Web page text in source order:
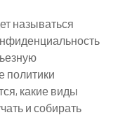
называться
политики
какие виды
и собирать